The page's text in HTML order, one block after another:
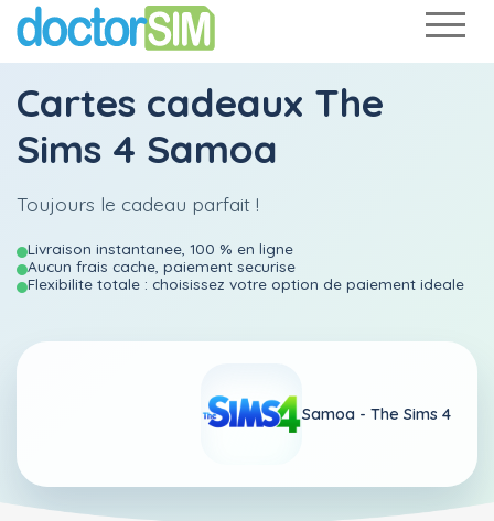
Cartes cadeaux The
Sims 4 Samoa
Toujours le cadeau parfait !
Livraison instantanee, 100 % en ligne
Aucun frais cache, paiement securise
Flexibilite totale : choisissez votre option de paiement ideale
Samoa - The Sims 4